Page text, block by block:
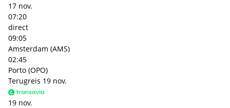
17 nov.
07:20
direct
09:05
Amsterdam (AMS)
02:45
Porto (OPO)
Terugreis 19 nov.
19 nov.